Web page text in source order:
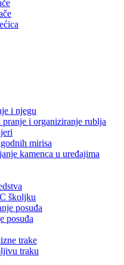
i njegu
pranje i organiziranje rublja
mirisa
kamenca u uređajima
školjku
posuđa
posuđa
trake
traku